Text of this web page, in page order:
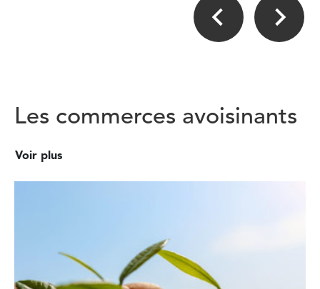
Les commerces avoisinants
Voir plus